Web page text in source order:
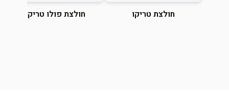
חולצת טריקו חולצת פולו טריקו